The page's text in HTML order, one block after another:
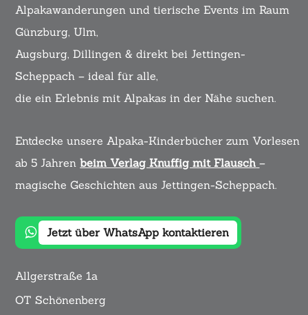
Alpakawanderungen und tierische Events im Raum
Günzburg, Ulm,
Augsburg, Dillingen & direkt bei Jettingen-
Scheppach – ideal für alle,
die ein Erlebnis mit Alpakas in der Nähe suchen.
Entdecke unsere Alpaka-Kinderbücher zum Vorlesen
ab 5 Jahrenbeim Verlag Knuffig mit Flausch –
magische Geschichten aus Jettingen-Scheppach.
Jetzt über WhatsApp kontaktieren
Allgerstraße 1a
OT Schönenberg